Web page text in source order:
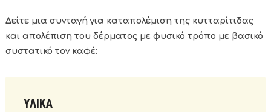
Δείτε μια συνταγή για καταπολέμιση της κυτταρίτιδας
και απολέπιση του δέρματος με φυσικό τρόπο με βασικό
συστατικό τον καφέ:
ΥΛΙΚΑ